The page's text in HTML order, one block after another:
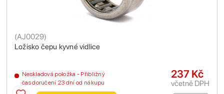
Ložisko čepu kyvné vidlice
(AJ0029)
Neskladová položka - Přibližný
čas doručení 23 dní od nákupu
237 Kč
včetně DPH